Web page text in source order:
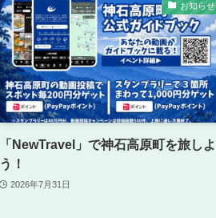
お知らせ
「NewTravel」で神石高原町を旅しよ
う！
2026年7月31日